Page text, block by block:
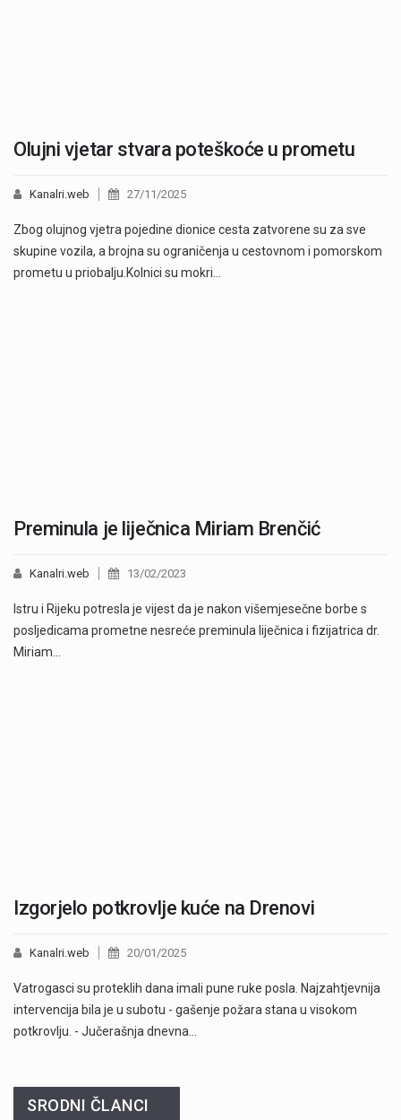
Olujni vjetar stvara poteškoće u prometu
Kanalri.web 27/11/2025
Zbog olujnog vjetra pojedine dionice cesta zatvorene su za sve
skupine vozila, a brojna su ograničenja u cestovnom i pomorskom
prometu u priobalju.Kolnici su mokri…
Preminula je liječnica Miriam Brenčić
Kanalri.web 13/02/2023
Istru i Rijeku potresla je vijest da je nakon višemjesečne borbe s
posljedicama prometne nesreće preminula liječnica i fizijatrica dr.
Miriam…
Izgorjelo potkrovlje kuće na Drenovi
Kanalri.web 20/01/2025
Vatrogasci su proteklih dana imali pune ruke posla. Najzahtjevnija
intervencija bila je u subotu - gašenje požara stana u visokom
potkrovlju. - Jučerašnja dnevna…
SRODNI ČLANCI